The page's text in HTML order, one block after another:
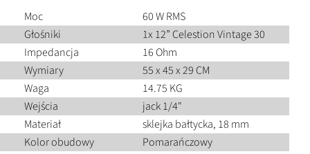
Moc
60 W RMS
Głośniki
1x 12” Celestion Vintage 30
Impedancja
16 Ohm
Wymiary
55 x 45 x 29 CM
Waga
14.75 KG
Wejścia
jack 1/4"
Materiał
sklejka bałtycka, 18 mm
Kolor obudowy
Pomarańczowy